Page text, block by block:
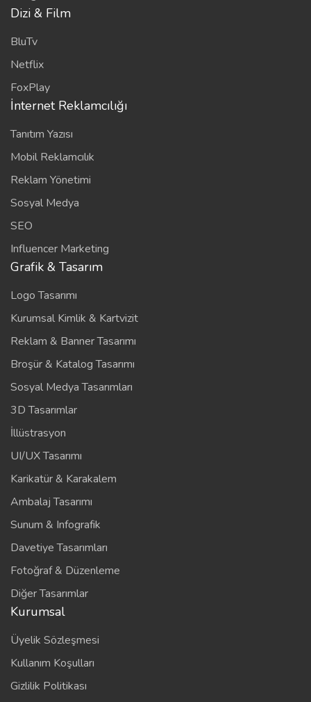
Dizi & Film
BluTv
Netflix
FoxPlay
İnternet Reklamcılığı
Tanıtım Yazısı
Mobil Reklamcılık
Reklam Yönetimi
Sosyal Medya
SEO
Influencer Marketing
Grafik & Tasarım
Logo Tasarımı
Kurumsal Kimlik & Kartvizit
Reklam & Banner Tasarımı
Broşür & Katalog Tasarımı
Sosyal Medya Tasarımları
3D Tasarımlar
İllüstrasyon
UI/UX Tasarımı
Karikatür & Karakalem
Ambalaj Tasarımı
Sunum & Infografik
Davetiye Tasarımları
Fotoğraf & Düzenleme
Diğer Tasarımlar
Kurumsal
Üyelik Sözleşmesi
Kullanım Koşulları
Gizlilik Politikası